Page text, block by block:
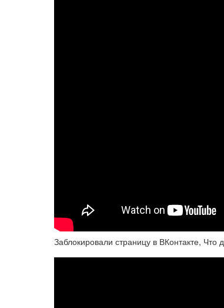
Заблокировали страницу в ВКонтакте, Что